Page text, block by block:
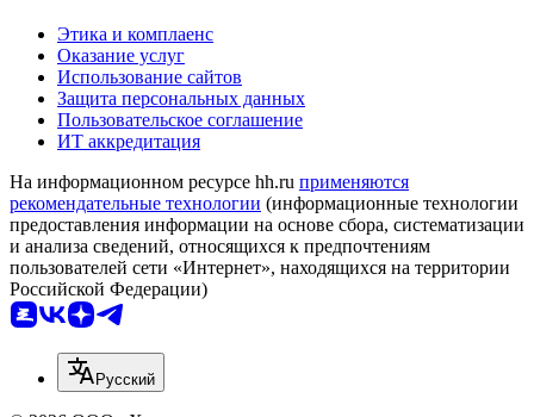
Этика и комплаенс
Оказание услуг
Использование сайтов
Защита персональных данных
Пользовательское соглашение
ИТ аккредитация
На информационном ресурсе hh.ru применяются
рекомендательные технологии (информационные технологии
предоставления информации на основе сбора, систематизации
и анализа сведений, относящихся к предпочтениям
пользователей сети «Интернет», находящихся на территории
Российской Федерации)
Русский